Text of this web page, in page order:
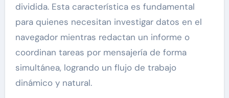
dividida. Esta característica es fundamental
para quienes necesitan investigar datos en el
navegador mientras redactan un informe o
coordinan tareas por mensajería de forma
simultánea, logrando un flujo de trabajo
dinámico y natural.